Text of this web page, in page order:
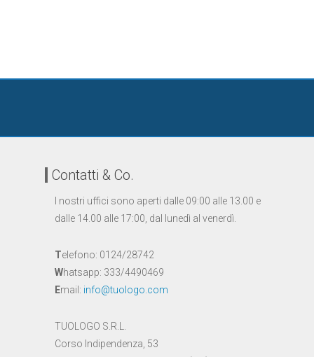
Contatti & Co.
I nostri uffici sono aperti dalle 09:00 alle 13.00 e
dalle 14.00 alle 17:00, dal lunedì al venerdì.
Telefono: 0124/28742
Whatsapp: 333/4490469
Email: info@tuologo.com
TUOLOGO S.R.L.
Corso Indipendenza, 53